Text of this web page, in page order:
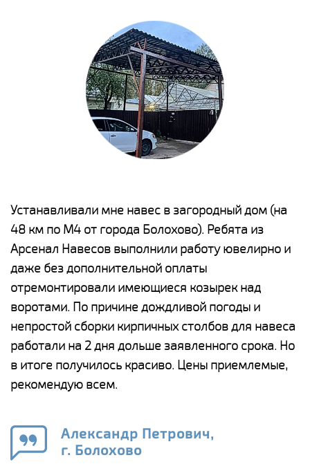
Устанавливали мне навес в загородный дом (на
48 км по М4 от города Болохово). Ребята из
Арсенал Навесов выполнили работу ювелирно и
даже без дополнительной оплаты
отремонтировали имеющиеся козырек над
воротами. По причине дождливой погоды и
непростой сборки кирпичных столбов для навеса
работали на 2 дня дольше заявленного срока. Но
в итоге получилось красиво. Цены приемлемые,
рекомендую всем.
Александр Петрович,
г. Болохово